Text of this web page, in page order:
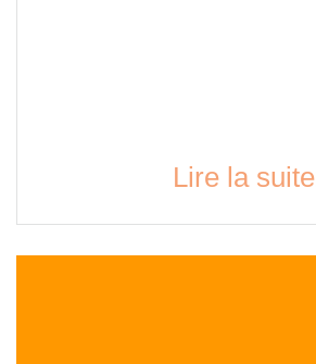
Lire la suite